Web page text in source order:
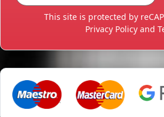
This site is protected by
Privacy Policy and